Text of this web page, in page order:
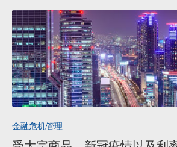
金融危机管理